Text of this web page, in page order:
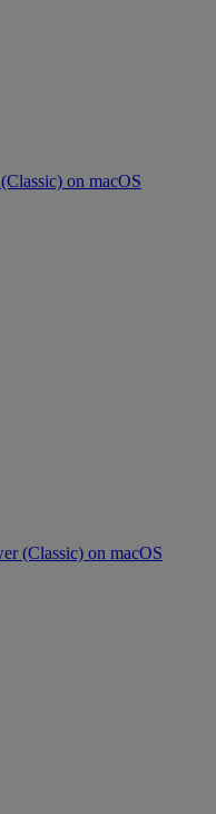
on macOS
(Classic) on macOS